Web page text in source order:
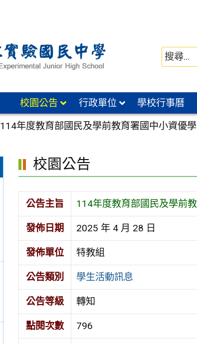
校園公告 行政單位 學校行事曆
114年度教育部國民及學前教育署國中小資優
校園公告
公告主旨 114年度教育部國民及學前
發佈日期 2025 年 4 月 28 日
發佈單位 特教組
公告類別 學生活動訊息
公告等級 轉知
點閱次數 796